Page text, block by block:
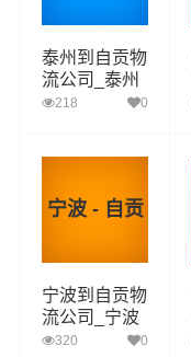
泰州到自贡物
流公司_泰州
到自贡货运_
218 0
宁波 - 自贡
宁波到自贡物
流公司_宁波
到自贡货运_
320 0